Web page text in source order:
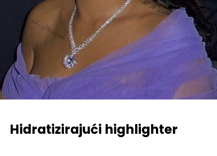
Hidratizirajući highlighter